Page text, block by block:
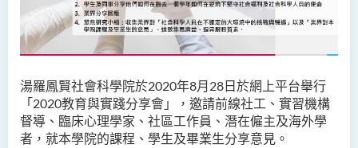
湯羅鳳賢社會科學院於2020年8月 28 日於網上平台舉行
「2020教育與實踐分享會 」，邀請前線社工、實習機構
督導、臨床心理學家、社區工作員、潛在僱主及海外學
者，就本學院的課程、學生及畢業生分享意見。